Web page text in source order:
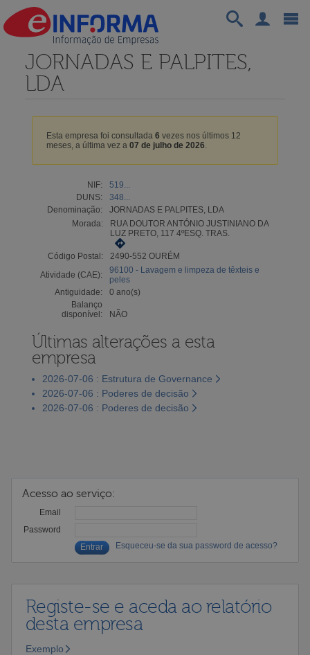
JORNADAS E PALPITES,
LDA
Esta empresa foi consultada 6 vezes nos últimos 12
meses, a última vez a 07 de julho de 2026.
NIF:
519...
DUNS:
348...
Denominação:
JORNADAS E PALPITES, LDA
Morada:
RUA DOUTOR ANTÓNIO JUSTINIANO DA
LUZ PRETO, 117 4ºESQ. TRAS.
Código Postal:
2490-552 OURÉM
Atividade (CAE):
96100 - Lavagem e limpeza de têxteis e
peles
Antiguidade:
0 ano(s)
Balanço
disponível:
NÃO
Últimas alterações a esta
empresa
2026-07-06 : Estrutura de Governance
2026-07-06 : Poderes de decisão
2026-07-06 : Poderes de decisão
Acesso ao serviço:
Email
Password
Esqueceu-se da sua password de acesso?
Registe-se e aceda ao relatório
desta empresa
Exemplo